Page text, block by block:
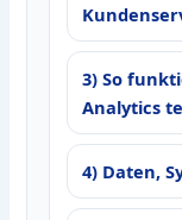
3) So
Analytics
4) Daten,